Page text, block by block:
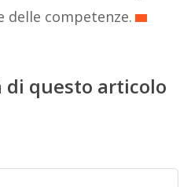
delle competenze.
questo articolo